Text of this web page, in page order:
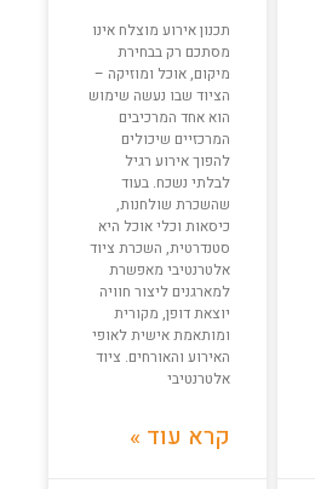
תכנון אירוע מוצלח אינו
מסתכם רק בבחירת
מיקום, אוכל ומוזיקה –
הציוד שבו נעשה שימוש
הוא אחד המרכיבים
המרכזיים שיכולים
להפוך אירוע רגיל
לבלתי נשכח. בעוד
שהשכרת שולחנות,
כיסאות וכלי אוכל היא
סטנדרטית, השכרת ציוד
אלטרנטיבי מאפשרת
למארגנים ליצור חוויה
יוצאת דופן, מקורית
ומותאמת אישית לאופי
האירוע והאורחים. ציוד
אלטרנטיבי
קרא עוד »